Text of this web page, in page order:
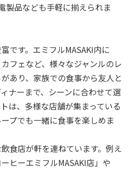
製品なども手軽に揃えられま
です。エミフルMASAKI内に
フェなど、様々なジャンルのレ
あり、家族での食事から友人と
ナーまで、シーンに合わせて選
は、多様な店舗が集まっている
プでも一緒に食事を楽しめま
食店が軒を連ねています。例え
ヒーエミフルMASAKI店」や